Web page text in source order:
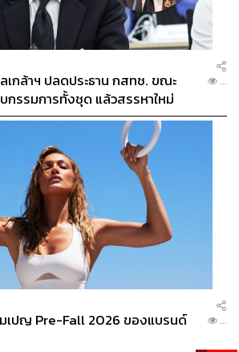
เกล้าฯ ปลดประธาน กสทช. ขณะ
กรรมการทั้งชุด แล้วสรรหาใหม่
...
เปญ Pre-Fall 2026 ของแบรนด์
...